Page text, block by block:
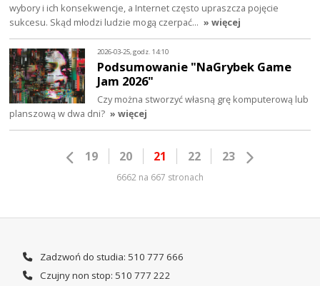
wybory i ich konsekwencje, a Internet często upraszcza pojęcie
sukcesu. Skąd młodzi ludzie mogą czerpać… » więcej
2026-03-25, godz. 14:10
Podsumowanie "NaGrybek Game
Jam 2026"
Czy można stworzyć własną grę komputerową lub
planszową w dwa dni? » więcej
19 20 21 22 23
6662 na 667 stronach
Zadzwoń do studia: 510 777 666
Czujny non stop: 510 777 222